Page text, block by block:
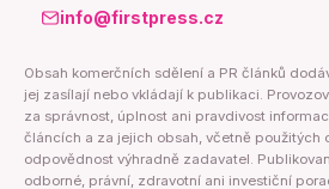
info@firstpress.cz
Obsah komerčních sdělení a PR článků
jej zasílají nebo vkládají k publikaci.
za správnost, úplnost ani pravdivost
článcích a za jejich obsah, včetně použitých
odpovědnost výhradně zadavatel.
odborné, právní, zdravotní ani investiční